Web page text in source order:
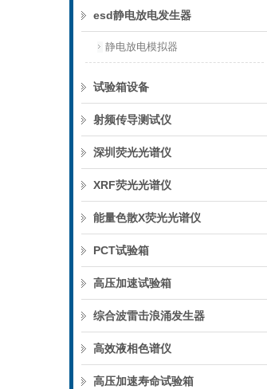
esd静电放电发生器
静电放电模拟器
试验箱设备
射频传导测试仪
深圳荧光光谱仪
XRF荧光光谱仪
能量色散X荧光光谱仪
PCT试验箱
高压加速试验箱
综合波雷击浪涌发生器
高效液相色谱仪
高压加速寿命试验箱